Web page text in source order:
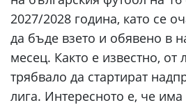
2027/2028 година, като се
да бъде взето и обявено в
месец. Както е известно, от
трябвало да стартират
лига. Интересното е, че